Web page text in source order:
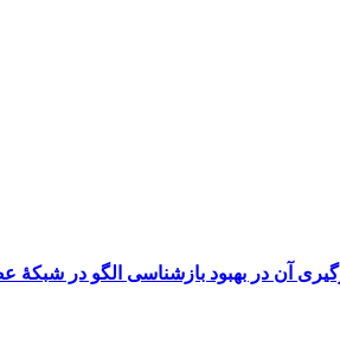
آن در بهبود بازشناسی الگو در شبکۀ